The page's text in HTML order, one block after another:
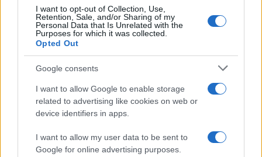
I want to opt-out of Collection, Use,
Retention, Sale, and/or Sharing of my
Personal Data that Is Unrelated with the
Purposes for which it was collected.
Opted Out
Google consents
I want to allow Google to enable storage
related to advertising like cookies on web or
device identifiers in apps.
I want to allow my user data to be sent to
Google for online advertising purposes.
Amerika napala Iran